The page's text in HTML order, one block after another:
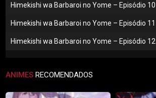
Himekishi wa Barbaroi no Yome – Episódio 10
Himekishi wa Barbaroi no Yome – Episódio 11
Himekishi wa Barbaroi no Yome – Episódio 12
ANIMES RECOMENDADOS